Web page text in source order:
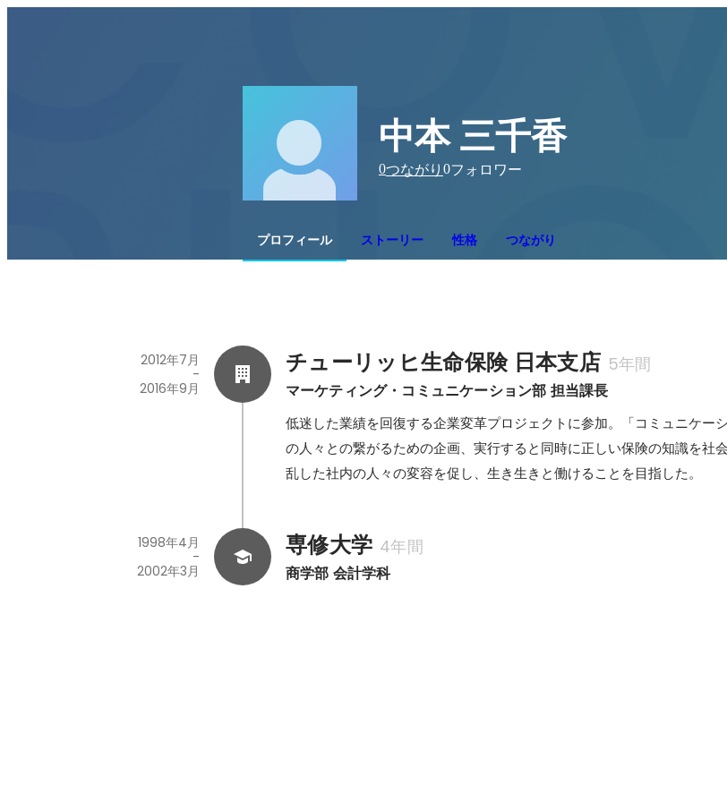
中本 三千香
0つながり 0フォロワー
プロフィール ストーリー 性格 つながり
チューリッヒ生命保険 日本支店 5年間
マーケティング・コミュニケーション部 担当課長
2012年7月
-
2016年9月
低迷した業績を回復する企業変革プロジェクトに参加。「コミュニケー
の人々との繋がるための企画、実行すると同時に正しい保険の知識を社
乱した社内の人々の変容を促し、生き生きと働けることを目指した。
専修大学 4年間
商学部 会計学科
1998年4月
-
2002年3月